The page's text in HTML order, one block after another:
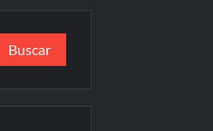
Buscar: